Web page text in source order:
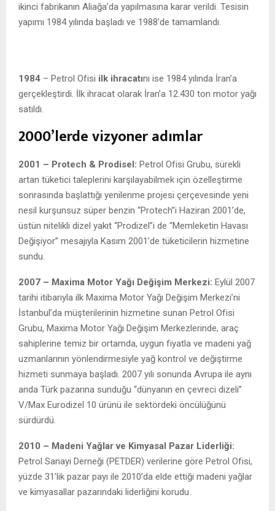
ikinci fabrikanın Aliağa’da yapılmasına karar verildi. Tesisin
yapımı 1984 yılında başladı ve 1988’de tamamlandı.
1984 – Petrol Ofisi ilk ihracatını ise 1984 yılında İran’a
gerçekleştirdi. İlk ihracat olarak İran’a 12.430 ton motor yağı
satıldı.
2000’lerde vizyoner adımlar
2001 – Protech & Prodisel: Petrol Ofisi Grubu, sürekli
artan tüketici taleplerini karşılayabilmek için özelleştirme
sonrasında başlattığı yenilenme projesi çerçevesinde yeni
nesil kurşunsuz süper benzin “Protech”i Haziran 2001’de,
üstün nitelikli dizel yakıt “Prodizel”i de “Memleketin Havası
Değişiyor” mesajıyla Kasım 2001’de tüketicilerin hizmetine
sundu.
2007 – Maxima Motor Yağı Değişim Merkezi: Eylül 2007
tarihi itibarıyla ilk Maxima Motor Yağı Değişim Merkezi’ni
İstanbul’da müşterilerinin hizmetine sunan Petrol Ofisi
Grubu, Maxima Motor Yağı Değişim Merkezlerinde, araç
sahiplerine temiz bir ortamda, uygun fiyatla ve madeni yağ
uzmanlarının yönlendirmesiyle yağ kontrol ve değiştirme
hizmeti sunmaya başladı. 2007 yılı sonunda Avrupa ile aynı
anda Türk pazarına sunduğu “dünyanın en çevreci dizeli”
V/Max Eurodizel 10 ürünü ile sektördeki öncülüğünü
sürdürdü.
2010 – Madeni Yağlar ve Kimyasal Pazar Liderliği:
Petrol Sanayi Derneği (PETDER) verilerine göre Petrol Ofisi,
yüzde 31’lik pazar payı ile 2010’da elde ettiği madeni yağlar
ve kimyasallar pazarındaki liderliğini korudu.